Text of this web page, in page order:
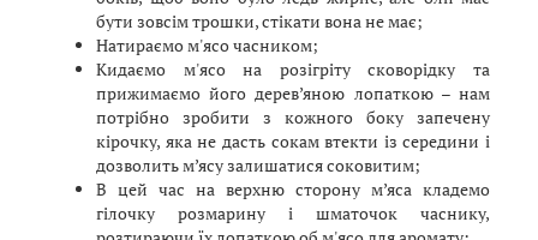
бути зовсім трошки, стікати вона не має;
Натираємо м'ясо часником;
Кидаємо м'ясо на розігріту сковорідку та
прижимаємо його дерев’яною лопаткою – нам
потрібно зробити з кожного боку запечену
кірочку, яка не дасть сокам втекти із середини і
дозволить м’ясу залишатися соковитим;
В цей час на верхню сторону м’яса кладемо
гілочку розмарину і шматочок часнику,